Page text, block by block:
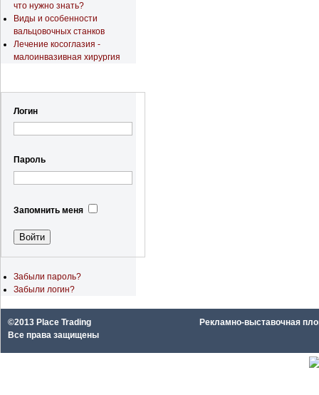
что нужно знать?
Виды и особенности
вальцовочных станков
Лечение косоглазия -
малоинвазивная хирургия
Логин
Пароль
Запомнить меня
Забыли пароль?
Забыли логин?
©2013 Place Trading
Все права защищены
Рекламно-выставочная